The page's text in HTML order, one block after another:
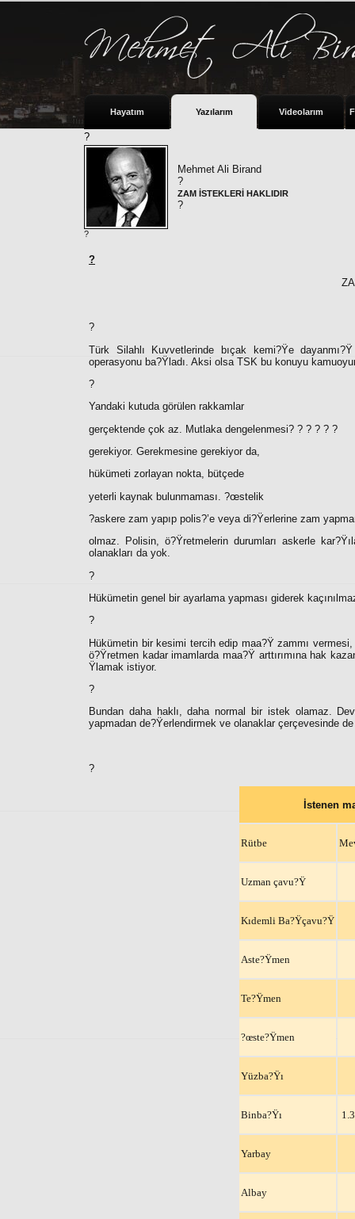
Hayatım Yazılarım Videolarım
?
Mehmet Ali Birand
?
ZAM İSTEKLERİ HAKLIDIR
?
?
?
?
Türk Silahlı Kuvvetlerinde bıçak kemi?Ÿe
operasyonu ba?Ÿladı. Aksi olsa TSK bu konuyu
?
Yandaki kutuda görülen rakkamlar
gerçektende çok az. Mutlaka dengelenmesi? ? ? ? ? ?
gerekiyor. Gerekmesine gerekiyor da,
hükümeti zorlayan nokta, bütçede
yeterli kaynak bulunmaması. ?œstelik
?askere zam yapıp polis?’e veya di?Ÿerlerine zam
olmaz. Polisin, ö?Ÿretmelerin durumları askerle
olanakları da yok.
?
Hükümetin genel bir ayarlama yapması giderek
?
Hükümetin bir kesimi tercih edip maa?Ÿ zammı
ö?Ÿretmen kadar imamlarda maa?Ÿ arttırımına hak
Ÿlamak istiyor.
?
Bundan daha haklı, daha normal bir istek olamaz.
yapmadan de?Ÿerlendirmek ve olanaklar çerçevesinde
?
İstenen
Rütbe
Uzman çavu?Ÿ
Kıdemli Ba?Ÿçavu?Ÿ
Aste?Ÿmen
Te?Ÿmen
?œste?Ÿmen
Yüzba?Ÿı
Binba?Ÿı
Yarbay
Albay